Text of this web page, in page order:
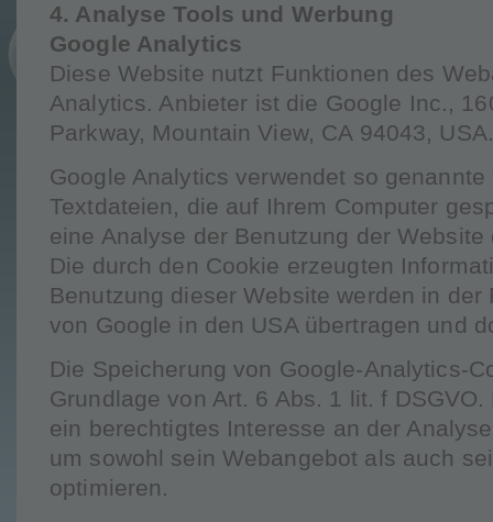
4. Analyse Tools und Werbung
Google Analytics
Diese Website nutzt Funktionen des
Analytics. Anbieter ist die Google Inc.,
Parkway, Mountain View, CA 94043, USA.
Google Analytics verwendet so genannte
Textdateien, die auf Ihrem Computer
eine Analyse der Benutzung der
Die durch den Cookie erzeugten
Benutzung dieser Website werden in der
von Google in den USA übertragen und
Die Speicherung von Google-Analytics-
Grundlage von Art. 6 Abs. 1 lit. f
ein berechtigtes Interesse an der
um sowohl sein Webangebot als auch
optimieren.